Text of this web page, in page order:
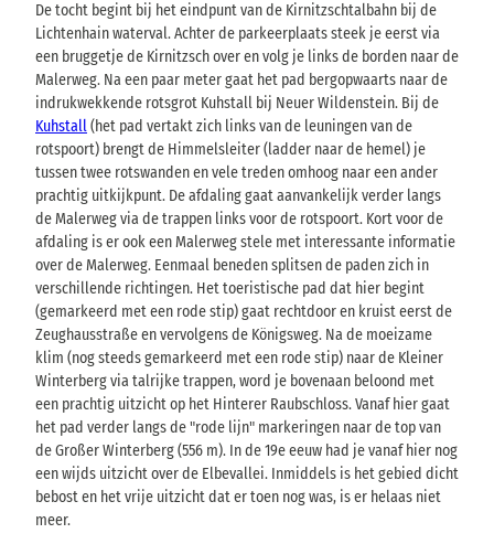
De tocht begint bij het eindpunt van de Kirnitzschtalbahn bij de
Lichtenhain waterval. Achter de parkeerplaats steek je eerst via
een bruggetje de Kirnitzsch over en volg je links de borden naar de
Malerweg. Na een paar meter gaat het pad bergopwaarts naar de
indrukwekkende rotsgrot Kuhstall bij Neuer Wildenstein. Bij de
Kuhstall(het pad vertakt zich links van de leuningen van de
rotspoort) brengt de Himmelsleiter (ladder naar de hemel) je
tussen twee rotswanden en vele treden omhoog naar een ander
prachtig uitkijkpunt. De afdaling gaat aanvankelijk verder langs
de Malerweg via de trappen links voor de rotspoort. Kort voor de
afdaling is er ook een Malerweg stele met interessante informatie
over de Malerweg. Eenmaal beneden splitsen de paden zich in
verschillende richtingen. Het toeristische pad dat hier begint
(gemarkeerd met een rode stip) gaat rechtdoor en kruist eerst de
Zeughausstraße en vervolgens de Königsweg. Na de moeizame
klim (nog steeds gemarkeerd met een rode stip) naar de Kleiner
Winterberg via talrijke trappen, word je bovenaan beloond met
een prachtig uitzicht op het Hinterer Raubschloss. Vanaf hier gaat
het pad verder langs de "rode lijn" markeringen naar de top van
de Großer Winterberg (556 m). In de 19e eeuw had je vanaf hier nog
een wijds uitzicht over de Elbevallei. Inmiddels is het gebied dicht
bebost en het vrije uitzicht dat er toen nog was, is er helaas niet
meer.